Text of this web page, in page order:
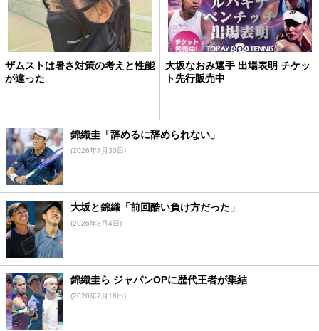
ザムストは暑さ対策の考えと性能
が違った
大坂なおみ選手 出場表明 チケッ
ト先行販売中
錦織圭「辞めるに辞められない」
(2026年7月30日)
大坂と錦織「前回酷い負け方だった」
(2026年8月4日)
錦織圭ら ジャパンOPに歴代王者が集結
(2026年7月18日)